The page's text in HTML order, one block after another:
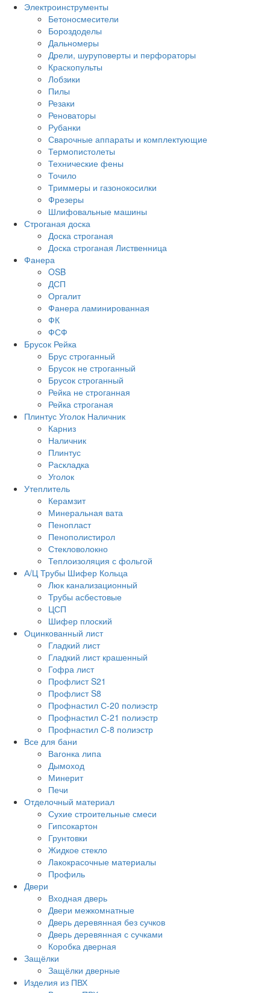
Электроинструменты
Бетоносмесители
Бороздоделы
Дальномеры
Дрели, шуруповерты и перфораторы
Краскопульты
Лобзики
Пилы
Резаки
Реноваторы
Рубанки
Сварочные аппараты и комплектующие
Термопистолеты
Технические фены
Точило
Триммеры и газонокосилки
Фрезеры
Шлифовальные машины
Строганая доска
Доска строганая
Доска строганая Лиственница
Фанера
OSB
ДСП
Оргалит
Фанера ламинированная
ФК
ФСФ
Брусок Рейка
Брус строганный
Брусок не строганный
Брусок строганный
Рейка не строганная
Рейка строганая
Плинтус Уголок Наличник
Карниз
Наличник
Плинтус
Раскладка
Уголок
Утеплитель
Керамзит
Минеральная вата
Пенопласт
Пенополистирол
Стекловолокно
Теплоизоляция с фольгой
А/Ц Трубы Шифер Кольца
Люк канализационный
Трубы асбестовые
ЦСП
Шифер плоский
Оцинкованный лист
Гладкий лист
Гладкий лист крашенный
Гофра лист
Профлист S21
Профлист S8
Профнастил С-20 полиэстр
Профнастил С-21 полиэстр
Профнастил С-8 полиэстр
Все для бани
Вагонка липа
Дымоход
Минерит
Печи
Отделочный материал
Сухие строительные смеси
Гипсокартон
Грунтовки
Жидкое стекло
Лакокрасочные материалы
Профиль
Двери
Входная дверь
Двери межкомнатные
Дверь деревянная без сучков
Дверь деревянная с сучками
Коробка дверная
Защёлки
Защёлки дверные
Изделия из ПВХ